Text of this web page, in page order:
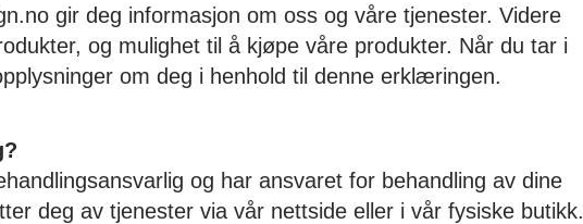
gir deg informasjon om oss og våre tjenester. Videre
og mulighet til å kjøpe våre produkter. Når du tar i
om deg i henhold til denne erklæringen.
og har ansvaret for behandling av dine
deg av tjenester via vår nettside eller i vår fysiske butikk.